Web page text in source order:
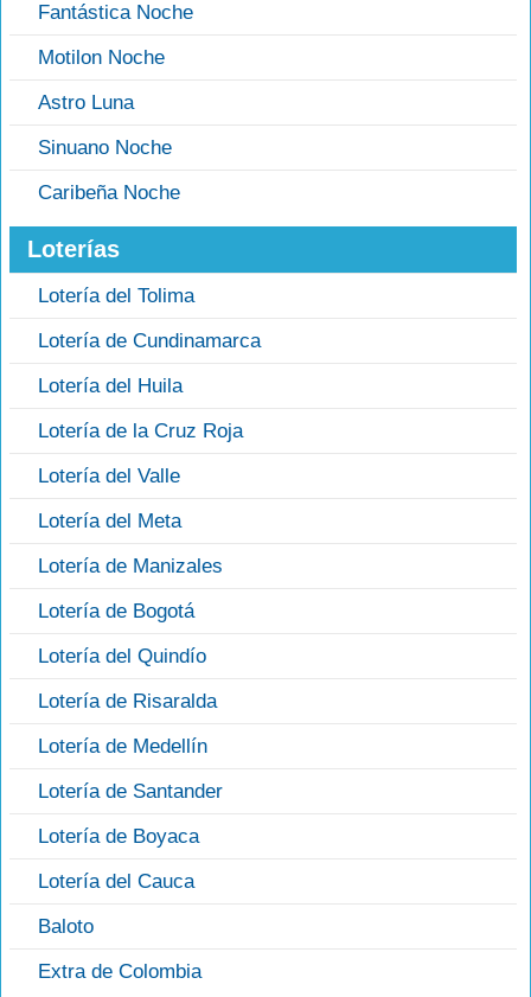
Fantástica Noche
Motilon Noche
Astro Luna
Sinuano Noche
Caribeña Noche
Loterías
Lotería del Tolima
Lotería de Cundinamarca
Lotería del Huila
Lotería de la Cruz Roja
Lotería del Valle
Lotería del Meta
Lotería de Manizales
Lotería de Bogotá
Lotería del Quindío
Lotería de Risaralda
Lotería de Medellín
Lotería de Santander
Lotería de Boyaca
Lotería del Cauca
Baloto
Extra de Colombia